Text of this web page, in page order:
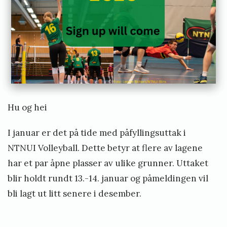
Hu og hei
I januar er det på tide med påfyllingsuttak i
NTNUI Volleyball. Dette betyr at flere av lagene
har et par åpne plasser av ulike grunner. Uttaket
blir holdt rundt 13.-14. januar og påmeldingen vil
bli lagt ut litt senere i desember.